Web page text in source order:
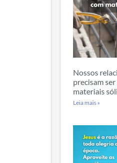
Nossos
precisam
materiais
Leia mais »